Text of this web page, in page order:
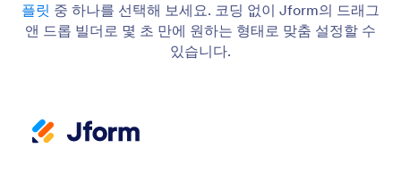
플릿 중 하나를 선택해 보세요. 코딩 없이 Jform의 드래그
앤 드롭 빌더로 몇 초 만에 원하는 형태로 맞춤 설정할 수
있습니다.